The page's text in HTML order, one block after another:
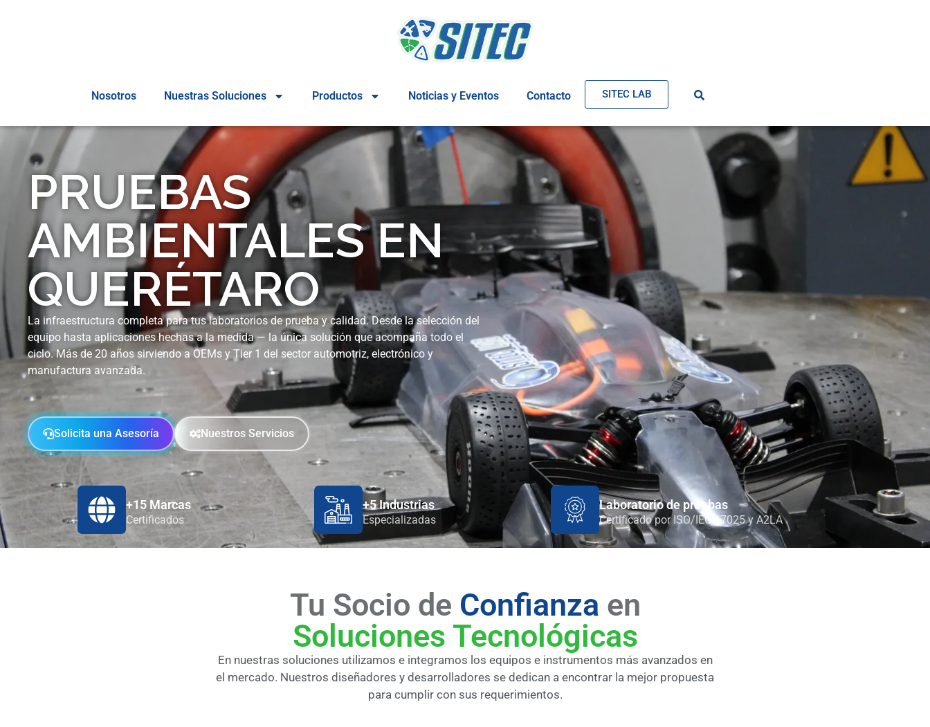
Nosotros Nuestras Soluciones Productos Noticias y Eventos Contacto SITEC LAB
PRUEBAS
AMBIENTALES EN
QUERÉTARO
La infraestructura completa para tus laboratorios de prueba y calidad. Desde la selección del
equipo hasta aplicaciones hechas a la medida — la única solución que acompaña todo el
ciclo. Más de 20 años sirviendo a OEMs y Tier 1 del sector automotriz, electrónico y
manufactura avanzada.
Solicita una Asesoría Nuestros Servicios
+15 Marcas
Certificados
+5 Industrias
Especializadas
Laboratorio de pruebas
Certificado por ISO/IEC 17025 y A2LA
Tu Socio de Confianza en
Soluciones Tecnológicas
En nuestras soluciones utilizamos e integramos los equipos e instrumentos más avanzados en
el mercado. Nuestros diseñadores y desarrolladores se dedican a encontrar la mejor propuesta
para cumplir con sus requerimientos.